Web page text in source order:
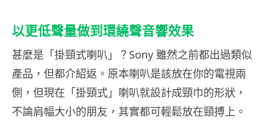
以更低聲量做到環繞聲音響效果
甚麼是「掛頸式喇叭」？Sony 雖然之前都出過類似
產品，但都介紹返。原本喇叭是該放在你的電視兩
側，但現在「掛頸式」喇叭就設計成頸巾的形狀，
不論肩幅大小的朋友，其實都可輕鬆放在頸搏上。